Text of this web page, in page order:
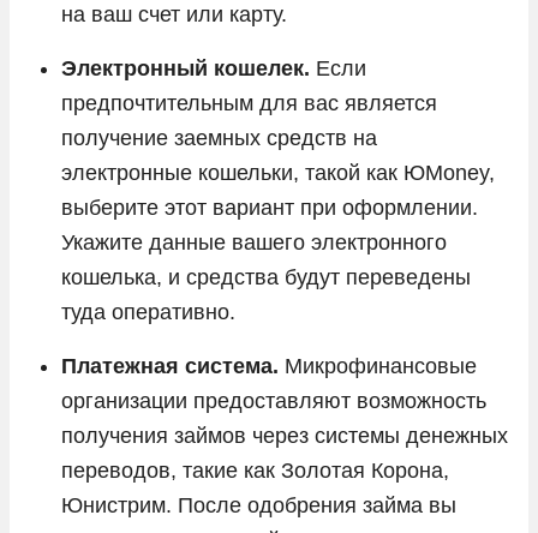
на ваш счет или карту.
Электронный кошелек. Если
предпочтительным для вас является
получение заемных средств на
электронные кошельки, такой как ЮMoney,
выберите этот вариант при оформлении.
Укажите данные вашего электронного
кошелька, и средства будут переведены
туда оперативно.
Платежная система. Микрофинансовые
организации предоставляют возможность
получения займов через системы денежных
переводов, такие как Золотая Корона,
Юнистрим. После одобрения займа вы